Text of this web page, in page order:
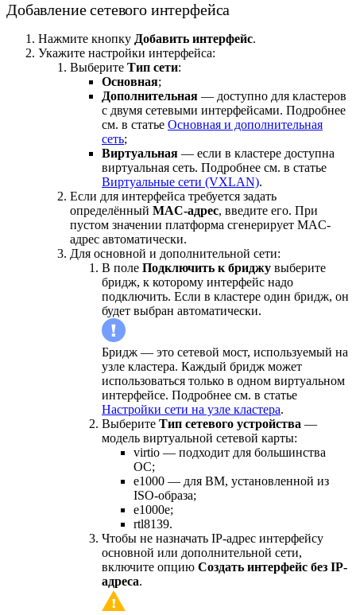
Добавление сетевого интерфейса
Нажмите кнопку Добавить интерфейс.
Укажите настройки интерфейса:
Выберите Тип сети:
Основная;
Дополнительная — доступно для кластеров
с двумя сетевыми интерфейсами. Подробнее
см. в статье Основная и дополнительная
сеть;
Виртуальная — если в кластере доступна
виртуальная сеть. Подробнее см. в статье
Виртуальные сети (VXLAN).
Если для интерфейса требуется задать
определённый MAC-адрес, введите его. При
пустом значении платформа сгенерирует MAC-
адрес автоматически.
Для основной и дополнительной сети:
В поле Подключить к бриджу выберите
бридж, к которому интерфейс надо
подключить. Если в кластере один бридж, он
будет выбран автоматически.
Бридж — это сетевой мост, используемый на
узле кластера. Каждый бридж может
использоваться только в одном виртуальном
интерфейсе. Подробнее см. в статье
Настройки сети на узле кластера.
Выберите Тип сетевого устройства —
модель виртуальной сетевой карты:
virtio — подходит для большинства
ОС;
e1000 — для ВМ, установленной из
ISO-образа;
e1000e;
rtl8139.
Чтобы не назначать IP-адрес интерфейсу
основной или дополнительной сети,
включите опцию Создать интерфейс без IP-
адреса.